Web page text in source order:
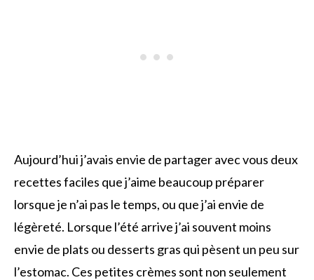
Aujourd’hui j’avais envie de partager avec vous deux
recettes faciles que j’aime beaucoup préparer
lorsque je n’ai pas le temps, ou que j’ai envie de
légèreté. Lorsque l’été arrive j’ai souvent moins
envie de plats ou desserts gras qui pèsent un peu sur
l’estomac. Ces petites crèmes sont non seulement